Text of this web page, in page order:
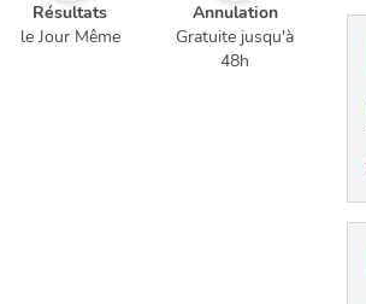
Résultats
le Jour Même
Annulation
Gratuite jusqu'à
48h